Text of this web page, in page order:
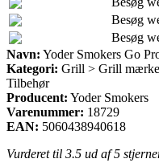
Besøg
Besøg
Navn: Yoder Smokers Go
Kategori: Grill > Grill
Tilbehør
Producent: Yoder Smokers
Varenummer: 18729
EAN: 5060438940618
Vurderet til 3.5 ud af 5